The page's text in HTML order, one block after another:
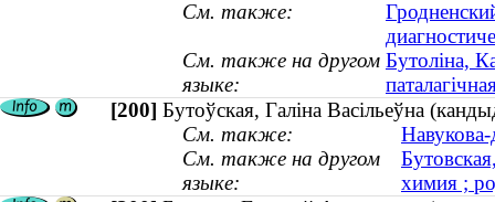
См. также:
См. также на другом
языке:
Бутоліна,
[200] Бутоўская, Галіна Васільеўна
См. также:
Навукова-
См. также на другом
языке:
химия ;